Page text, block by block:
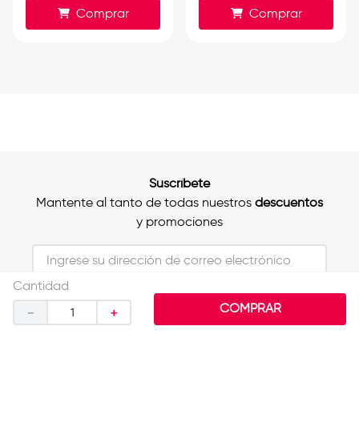
Ayuda Rebajas
Cantidad
＋
－ COMPRAR
Comprar
Comprar
Suscríbete
Mantente al tanto de todas nuestros descuentos
y promociones
Al unirte aceptas nuestros Términos y
Condiciones*